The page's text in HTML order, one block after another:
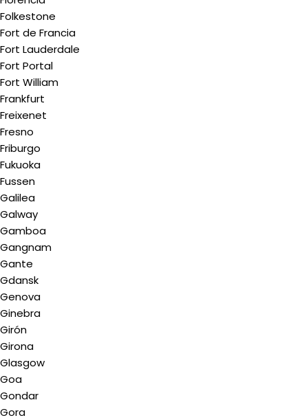
Folkestone
Fort de Francia
Fort Lauderdale
Fort Portal
Fort William
Frankfurt
Freixenet
Fresno
Friburgo
Fukuoka
Fussen
Galilea
Galway
Gamboa
Gangnam
Gante
Gdansk
Genova
Ginebra
Girón
Girona
Glasgow
Goa
Gondar
Gora